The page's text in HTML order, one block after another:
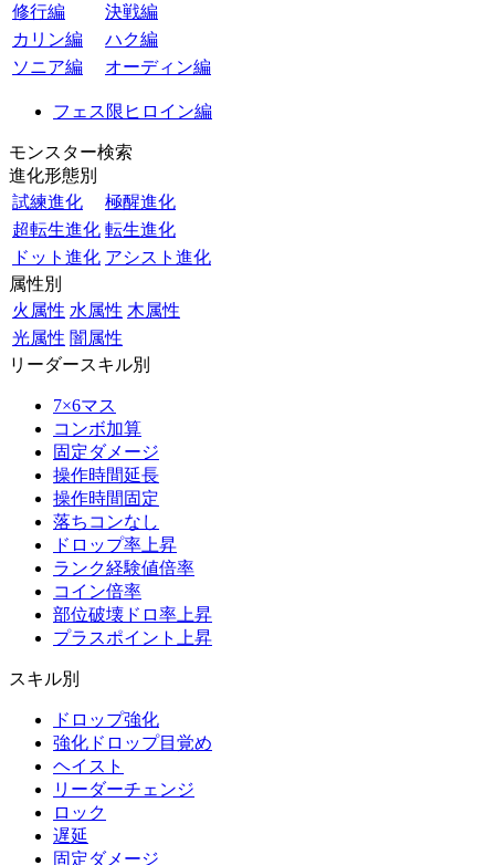
修行編
決戦編
カリン編
ハク編
ソニア編
オーディン編
フェス限ヒロイン編
モンスター検索
進化形態別
試練進化
極醒進化
超転生進化 転生進化
ドット進化 アシスト進化
属性別
火属性 水属性 木属性
光属性 闇属性
リーダースキル別
7×6マス
コンボ加算
固定ダメージ
操作時間延長
操作時間固定
落ちコンなし
ドロップ率上昇
ランク経験値倍率
コイン倍率
部位破壊ドロ率上昇
プラスポイント上昇
スキル別
ドロップ強化
強化ドロップ目覚め
ヘイスト
リーダーチェンジ
ロック
遅延
固定ダメージ